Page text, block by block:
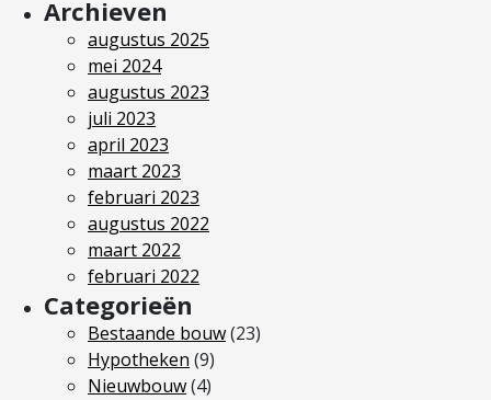
Archieven
augustus 2025
mei 2024
augustus 2023
juli 2023
april 2023
maart 2023
februari 2023
augustus 2022
maart 2022
februari 2022
Categorieën
Bestaande bouw(23)
Hypotheken (9)
Nieuwbouw(4)